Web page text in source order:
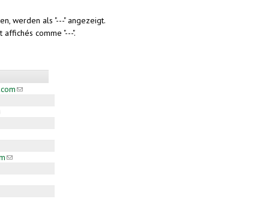
werden als "---" angezeigt.
comme "---".
(link sends e-mail)
mail)
sends e-mail)
sends e-mail)
sends e-mail)
e-mail)
(link sends e-mail)